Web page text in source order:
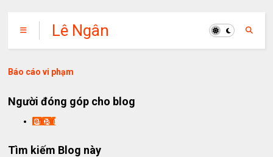
Lê Ngân
Báo cáo vi phạm
Người đóng góp cho blog
lengan
Tìm kiếm Blog này